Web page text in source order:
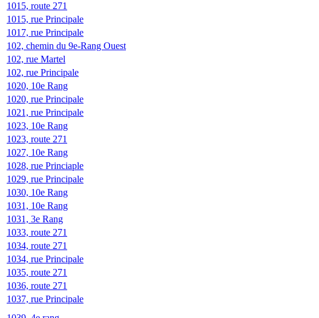
1015, route 271
1015, rue Principale
1017, rue Principale
102, chemin du 9e-Rang Ouest
102, rue Martel
102, rue Principale
1020, 10e Rang
1020, rue Principale
1021, rue Principale
1023, 10e Rang
1023, route 271
1027, 10e Rang
1028, rue Princiaple
1029, rue Principale
1030, 10e Rang
1031, 10e Rang
1031, 3e Rang
1033, route 271
1034, route 271
1034, rue Principale
1035, route 271
1036, route 271
1037, rue Principale